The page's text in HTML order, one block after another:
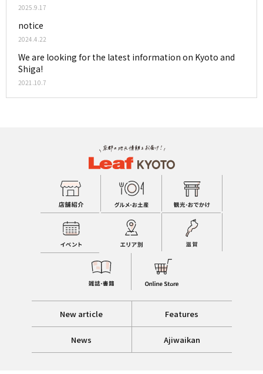
2025.9.17
notice
2024.4.22
We are looking for the latest information on Kyoto and
Shiga!
2021.10.7
New article Features
News Ajiwaikan